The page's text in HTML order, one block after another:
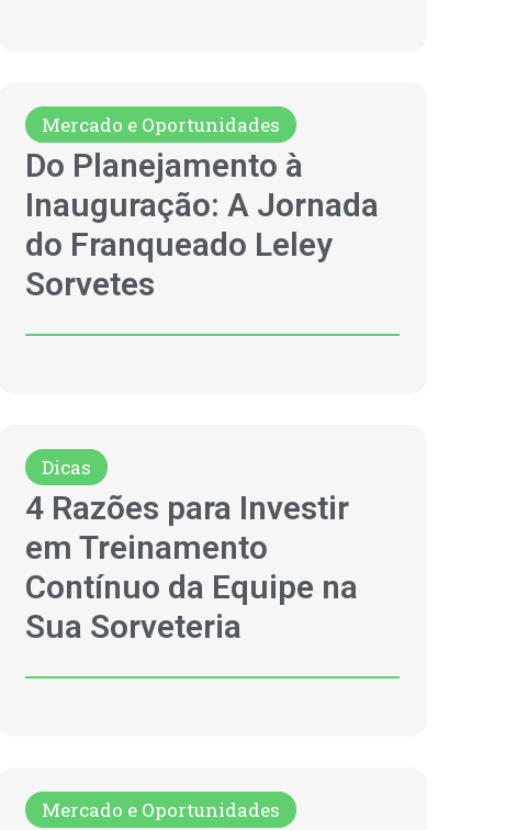
Mercado e Oportunidades
Do Planejamento à
Inauguração: A Jornada
do Franqueado Leley
Sorvetes
Dicas
4 Razões para Investir
em Treinamento
Contínuo da Equipe na
Sua Sorveteria
Mercado e Oportunidades